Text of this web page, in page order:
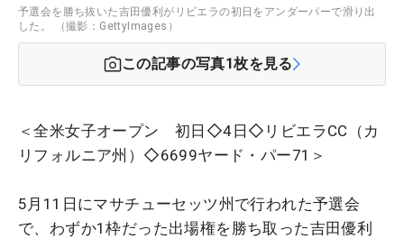
予選会を勝ち抜いた吉田優利がリビエラの初日をアンダーパーで滑り出
した。 （撮影：GettyImages）
この記事の写真1枚を見る
＜全米女子オープン 初日◇4日◇リビエラCC（カ
リフォルニア州）◇6699ヤード・パー71＞
5月11日にマサチューセッツ州で行われた予選会
で、わずか1枠だった出場権を勝ち取った吉田優利